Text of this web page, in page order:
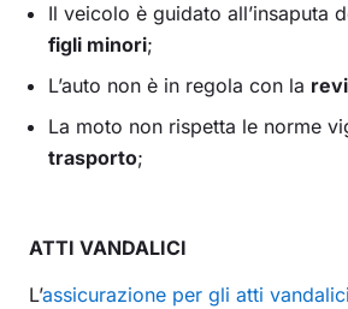
Il veicolo è guidato all’insaputa
figli minori;
L’auto non è in regola con la
La moto non rispetta le norme
trasporto;
ATTI VANDALICI
L’assicurazione per gli atti vandalici